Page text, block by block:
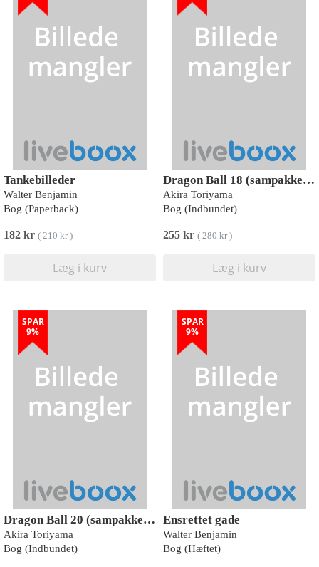
Tankebilleder
Walter Benjamin
Bog (Paperback)
182 kr ( 210 kr)
Læg i kurv
Dragon Ball 18 (sampakke: kolli a 4 stk.)
Akira Toriyama
Bog (Indbundet)
255 kr ( 280 kr)
Læg i kurv
SPAR
9%
Dragon Ball 20 (sampakke: kolli a 4 stk.)
Akira Toriyama
Bog (Indbundet)
SPAR
9%
Ensrettet gade
Walter Benjamin
Bog (Hæftet)